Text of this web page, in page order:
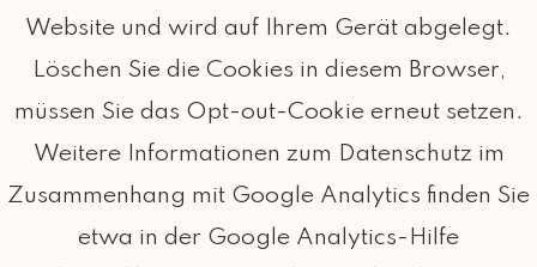
Website und wird auf Ihrem Gerät abgelegt.
Löschen Sie die Cookies in diesem Browser,
müssen Sie das Opt-out-Cookie erneut setzen.
Weitere Informationen zum Datenschutz im
Zusammenhang mit Google Analytics finden Sie
etwa in der Google Analytics-Hilfe